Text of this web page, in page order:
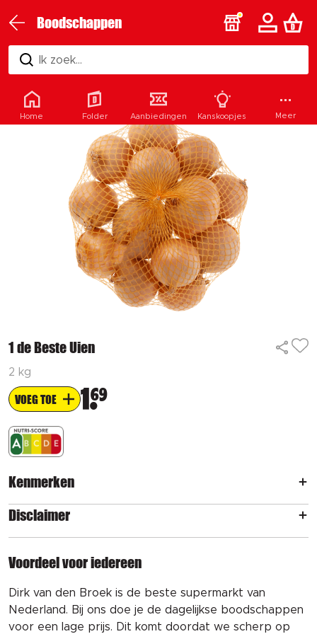
Boodschappen
Ik zoek...
1 de Beste Uien
2 kg
VOEG TOE 1 69
Kenmerken
Disclaimer
Voordeel voor iedereen
Dirk van den Broek is de beste supermarkt van
Nederland. Bij ons doe je de dagelijkse boodschappen
voor een lage prijs. Dit komt doordat we scherp op
Home Folder Aanbiedingen Kanskoopjes Meer